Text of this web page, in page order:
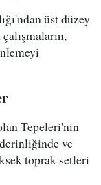
üst düzey
Tepeleri'nin
ve
toprak setleri